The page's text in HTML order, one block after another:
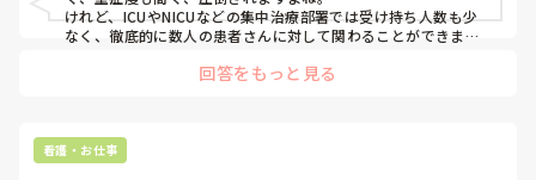
けれど、ICUやNICUなどの集中治療部署では受け持ち人数も少
なく、徹底的に数人の患者さんに対して関わることができま
の1番の自信につながると思います。
ただ、ICU系は向き不向きがあると思うので、無理はしすぎず
に。
回答をもっと見る
看護・お仕事